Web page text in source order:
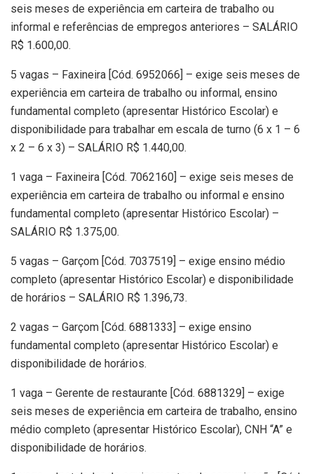
seis meses de experiência em carteira de trabalho ou
informal e referências de empregos anteriores – SALÁRIO
R$ 1.600,00.
5 vagas – Faxineira [Cód. 6952066] – exige seis meses de
experiência em carteira de trabalho ou informal, ensino
fundamental completo (apresentar Histórico Escolar) e
disponibilidade para trabalhar em escala de turno (6 x 1 – 6
x 2 – 6 x 3) – SALÁRIO R$ 1.440,00.
1 vaga – Faxineira [Cód. 7062160] – exige seis meses de
experiência em carteira de trabalho ou informal e ensino
fundamental completo (apresentar Histórico Escolar) –
SALÁRIO R$ 1.375,00.
5 vagas – Garçom [Cód. 7037519] – exige ensino médio
completo (apresentar Histórico Escolar) e disponibilidade
de horários – SALÁRIO R$ 1.396,73.
2 vagas – Garçom [Cód. 6881333] – exige ensino
fundamental completo (apresentar Histórico Escolar) e
disponibilidade de horários.
1 vaga – Gerente de restaurante [Cód. 6881329] – exige
seis meses de experiência em carteira de trabalho, ensino
médio completo (apresentar Histórico Escolar), CNH “A” e
disponibilidade de horários.